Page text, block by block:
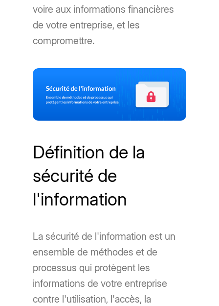
voire aux informations financières
de votre entreprise, et les
compromettre.
Définition de la
sécurité de
l'information
La sécurité de l'information est un
ensemble de méthodes et de
processus qui protègent les
informations de votre entreprise
contre l'utilisation, l'accès, la